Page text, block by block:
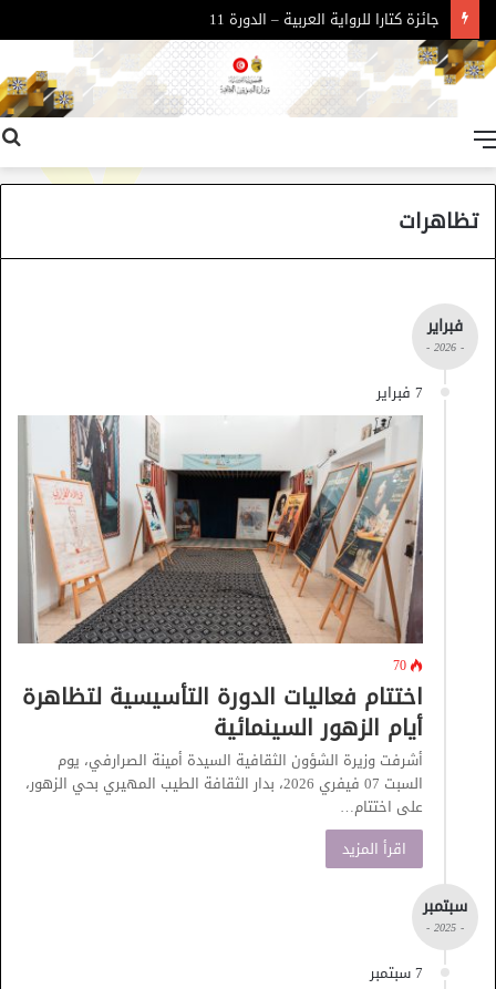
جائزة كتارا للرواية العربية – الدورة 11
تظاهرات
فبراير
- 2026 -
7 فبراير
70
اختتام فعاليات الدورة التأسيسية لتظاهرة
أيام الزهور السينمائية
أشرفت وزيرة الشؤون الثقافية السيدة أمينة الصرارفي، يوم
السبت 07 فيفري 2026، بدار الثقافة الطيب المهيري بحي الزهور،
على اختتام…
اقرأ المزيد
سبتمبر
- 2025 -
7 سبتمبر